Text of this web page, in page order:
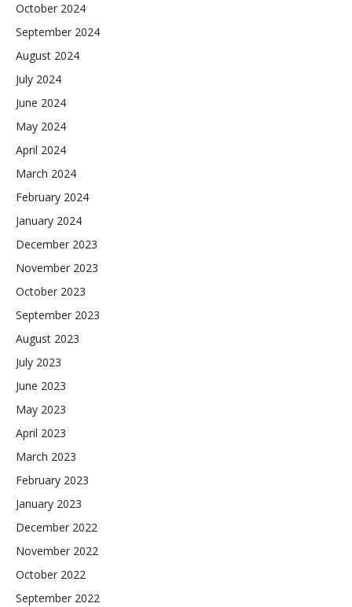
October 2024
September 2024
August 2024
July 2024
June 2024
May 2024
April 2024
March 2024
February 2024
January 2024
December 2023
November 2023
October 2023
September 2023
August 2023
July 2023
June 2023
May 2023
April 2023
March 2023
February 2023
January 2023
December 2022
November 2022
October 2022
September 2022